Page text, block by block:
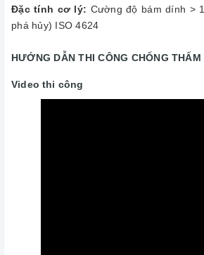
Đặc tính cơ lý: Cường độ bám dính >
phá hủy) ISO 4624
HƯỚNG DẪN THI CÔNG CHỐNG
Video thi công